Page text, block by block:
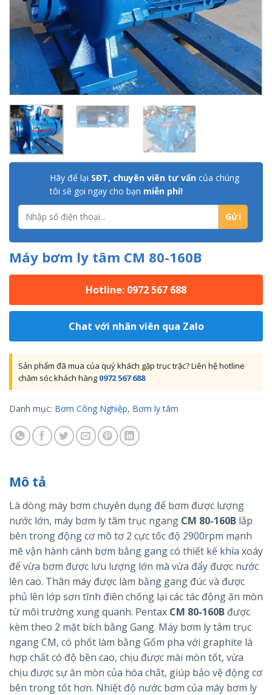
Hãy để lại SĐT, chuyên viên tư vấn của chúng
tôi sẽ gọi ngay cho bạn miễn phí!
Máy bơm ly tâm CM 80-160B
Hotline: 0972 567 688
Chat với nhân viên qua Zalo
Sản phẩm đã mua của quý khách gặp trục trặc? Liên hệ hotline
chăm sóc khách hàng 0972 567 688
Danh mục: Bơm Công Nghiệp, Bơm ly tâm
Mô tả
Là dòng máy bơm chuyên dụng để bơm được lượng
nước lớn, máy bơm ly tâm trục ngang CM 80-160B lắp
bên trong động cơ mô tơ 2 cực tốc độ 2900rpm mạnh
mẽ vận hành cánh bơm bằng gang có thiết kế khía xoáy
để vừa bơm được lưu lượng lớn mà vừa đẩy được nước
lên cao. Thân máy được làm bằng gang đúc và được
phủ lên lớp sơn tĩnh điên chống lại các tác động ăn mòn
từ môi trường xung quanh. Pentax CM 80-160B được
kèm theo 2 mặt bích bằng Gang. Máy bơm ly tâm trục
ngang CM, có phốt làm bằng Gốm pha với graphite là
hợp chất có độ bền cao, chịu được mài mòn tốt, vừa
chịu được sự ăn mòn của hóa chất, giúp bảo vệ động cơ
bên trong tốt hơn. Nhiệt độ nước bơm của máy bơm ly